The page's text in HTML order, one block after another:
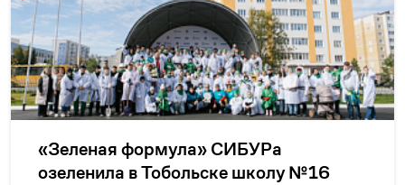
«Зеленая формула» СИБУРа
озеленила в Тобольске школу №16